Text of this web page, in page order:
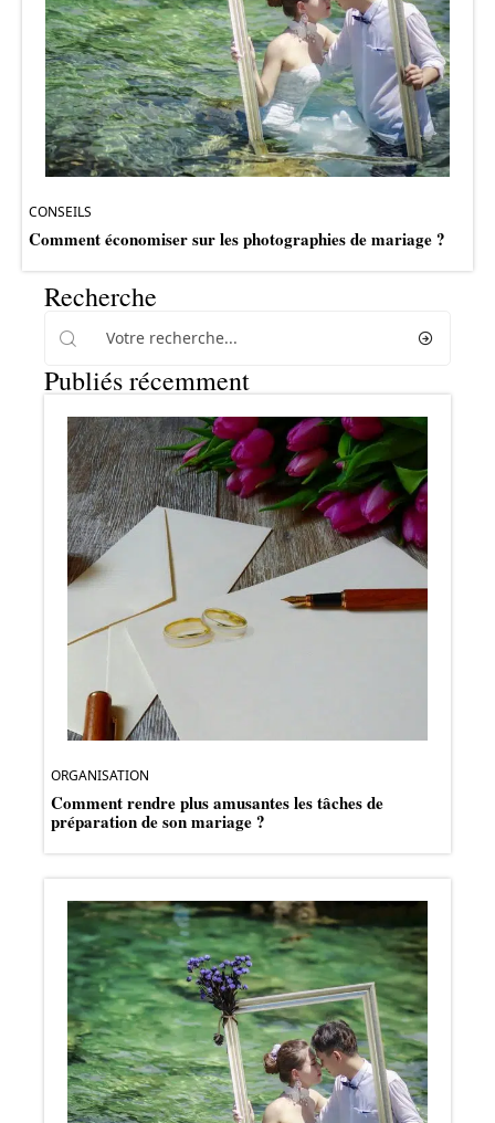
CONSEILS
Comment économiser sur les photographies de mariage ?
Recherche
Publiés récemment
ORGANISATION
Comment rendre plus amusantes les tâches de
préparation de son mariage ?